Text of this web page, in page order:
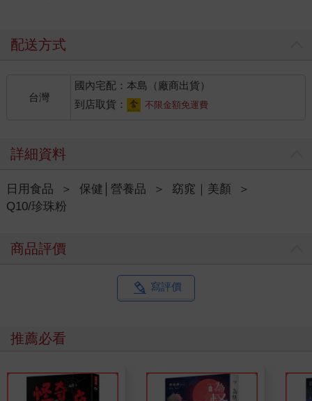
配送方式
台灣
國內宅配：本島（廠商出貨）
到店取貨：
不限金額免運費
詳細資料
日用食品 ＞ 保健│營養品 ＞ 窈窕｜美顏
＞
Q10/珍珠粉
商品評價
寫評價
推薦必看